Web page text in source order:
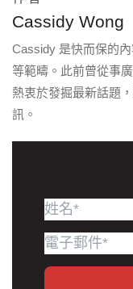
Cassidy Wong
Cassidy 是快而保的
等範疇。此前曾從事
熱衷於發掘最新話題
訊。